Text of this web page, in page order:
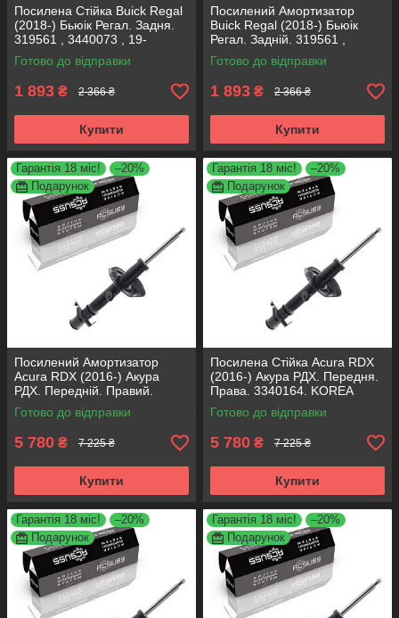
Посилена Стійка Buick Regal
(2018-) Бьюік Регал. Задня.
319561 , 3440073 , 19-
280615. KOREA Аксусс!
Готово до відправки
1 893 ₴ 2 366 ₴
Купити
Посилений Амортизатор
Buick Regal (2018-) Бьюік
Регал. Задній. 319561 ,
3440073 , 19-280615. KOREA
Аксусс!
Готово до відправки
1 893 ₴ 2 366 ₴
Купити
Гарантія 18 міс!
–20%
Подарунок
Посилений Амортизатор
Acura RDX (2016-) Акура
РДХ. Передній. Правий.
3340164. KOREA Аксусс!
Готово до відправки
5 780 ₴ 7 225 ₴
Купити
Гарантія 18 міс!
–20%
Подарунок
Посилена Стійка Acura RDX
(2016-) Акура РДХ. Передня.
Права. 3340164. KOREA
Аксусс!
Готово до відправки
5 780 ₴ 7 225 ₴
Купити
Гарантія 18 міс!
–20%
Подарунок
Гарантія 18 міс!
–20%
Подарунок